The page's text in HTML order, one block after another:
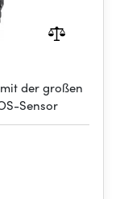
der großen
Sensor